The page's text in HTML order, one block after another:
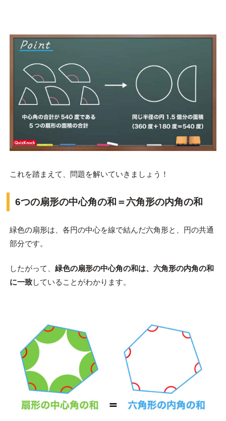
これを踏まえて、問題を解いていきましょう！
6つの扇形の中心角の和＝六角形の内角の和
緑色の扇形は、各円の中心を線で結んだ六角形と、円の共通
部分です。
したがって、 緑色の扇形の中心角の和は、六角形の内角の和
に一致していることがわかります。